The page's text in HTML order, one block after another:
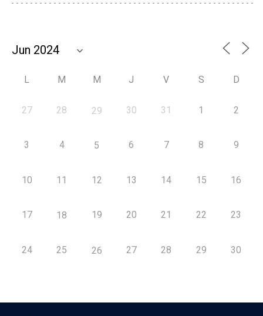
L M M J V S D
27 28 29 30 31 1 2
3 4 5 6 7 8 9
10 11 12 13 14 15 16
17 18 19 20 21 22 23
24 25 26 27 28 29 30